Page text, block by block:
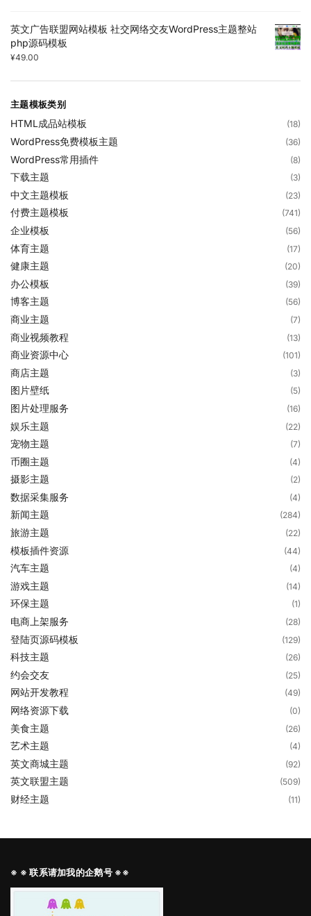
英文广告联盟网站模板 社交网络交友WordPress主题整站
php源码模板
¥49.00
主题模板类别
HTML成品站模板 (18)
WordPress免费模板主题 (36)
WordPress常用插件 (8)
下载主题 (3)
中文主题模板 (23)
付费主题模板 (741)
企业模板 (56)
体育主题 (17)
健康主题 (20)
办公模板 (39)
博客主题 (56)
商业主题 (7)
商业视频教程 (13)
商业资源中心 (101)
商店主题 (3)
图片壁纸 (5)
图片处理服务 (16)
娱乐主题 (22)
宠物主题 (7)
币圈主题 (4)
摄影主题 (2)
数据采集服务 (4)
新闻主题 (284)
旅游主题 (22)
模板插件资源 (44)
汽车主题 (4)
游戏主题 (14)
环保主题 (1)
电商上架服务 (28)
登陆页源码模板 (129)
科技主题 (26)
约会交友 (25)
网站开发教程 (49)
网络资源下载 (0)
美食主题 (26)
艺术主题 (4)
英文商城主题 (92)
英文联盟主题 (509)
财经主题 (11)
※ ※ 联系请加我的企鹅号 ※※